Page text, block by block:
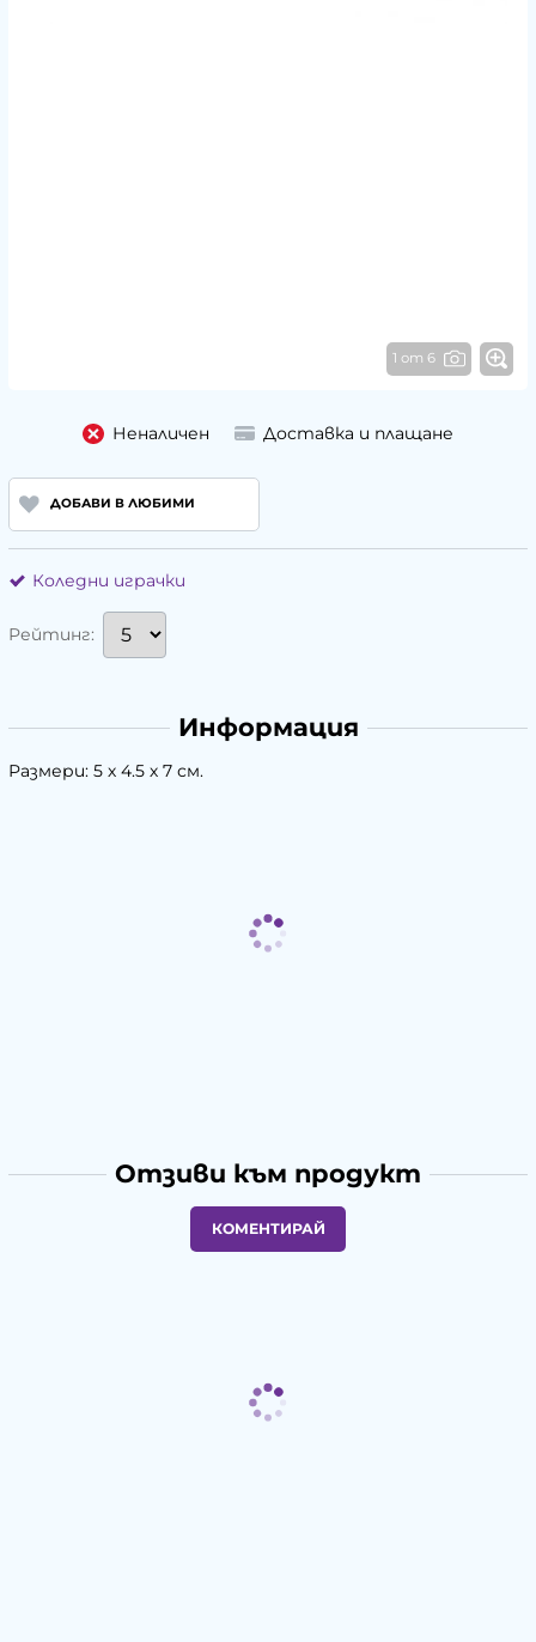
1 от 6
Неналичен Доставка и плащане
ДОБАВИ В ЛЮБИМИ
Коледни играчки
Рейтинг:
Информация
Размери: 5 х 4.5 х 7 см.
Отзиви към продукт
КОМЕНТИРАЙ